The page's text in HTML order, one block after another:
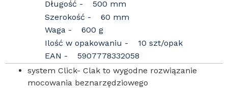
Długość
500 mm
Szerokość
60 mm
Waga
600 g
Ilość w opakowaniu
10 szt/opak
EAN
5907778332058
system Click- Clak to wygodne rozwiązanie
mocowania beznarzędziowego